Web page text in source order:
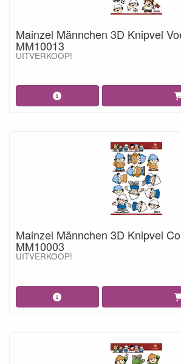
Mainzel Männchen 3D Knipvel
MM10013
UITVERKOOP!
Mainzel Männchen 3D Knipvel
MM10003
UITVERKOOP!